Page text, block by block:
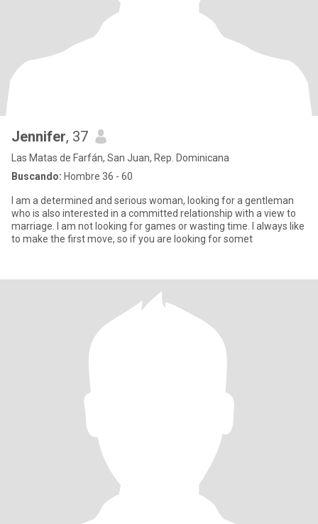
Jennifer, 37
Las Matas de Farfán, San Juan, Rep. Dominicana
Buscando: Hombre 36 - 60
I am a determined and serious woman, looking for a gentleman
who is also interested in a committed relationship with a view to
marriage. I am not looking for games or wasting time. I always like
to make the first move, so if you are looking for somet